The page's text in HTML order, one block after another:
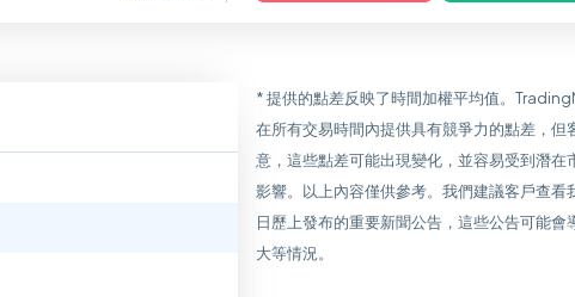
* 提供的點差反映了時間加權平均值。
在所有交易時間內提供具有競爭力的點差，但
意，這些點差可能出現變化，並容易受到潛在
影響。以上內容僅供參考。我們建議客戶查看
日歷上發布的重要新聞公告，這些公告可能會
大等情況。